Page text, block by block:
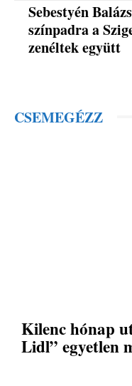
Sebestyén
színpadra a
zenéltek együtt
CSEMEGÉZZ
Kilenc hónap
Lidl” egyetlen